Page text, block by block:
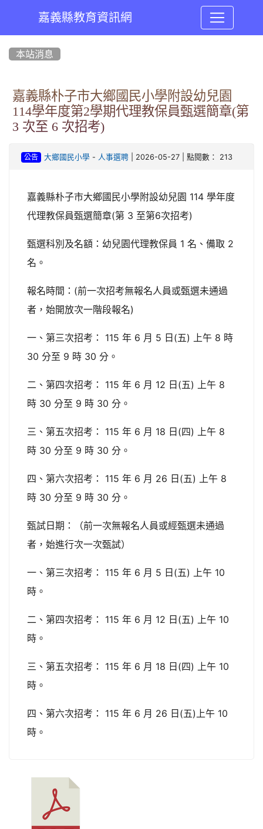
嘉義縣教育資訊網
本站消息
嘉義縣朴子市大鄉國民小學附設幼兒園
114學年度第2學期代理教保員甄選簡章(第
3 次至 6 次招考)
公告 大鄉國民小學- 人事選聘| 2026-05-27 | 點閱數： 213
嘉義縣朴子市大鄉國民小學附設幼兒園 114 學年度
代理教保員甄選簡章(第 3 至第6次招考)
甄選科別及名額：幼兒園代理教保員 1 名、備取 2
名。
報名時間：(前一次招考無報名人員或甄選未通過
者，始開放次一階段報名)
一、第三次招考： 115 年 6 月 5 日(五) 上午 8 時
30 分至 9 時 30 分。
二、第四次招考： 115 年 6 月 12 日(五) 上午 8
時 30 分至 9 時 30 分。
三、第五次招考： 115 年 6 月 18 日(四) 上午 8
時 30 分至 9 時 30 分。
四、第六次招考： 115 年 6 月 26 日(五) 上午 8
時 30 分至 9 時 30 分。
甄試日期：（前一次無報名人員或經甄選未通過
者，始進行次一次甄試）
一、第三次招考： 115 年 6 月 5 日(五) 上午 10
時。
二、第四次招考： 115 年 6 月 12 日(五) 上午 10
時。
三、第五次招考： 115 年 6 月 18 日(四) 上午 10
時。
四、第六次招考： 115 年 6 月 26 日(五)上午 10
時。